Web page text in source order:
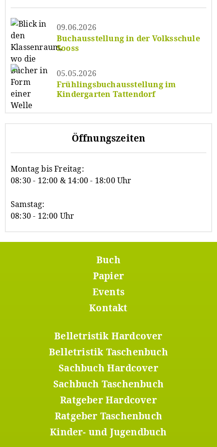
Buchausstellung in der Volksschule
Sooss
09.06.2026
Frühlingsbuchausstellung im
Kindergarten Tattendorf
05.05.2026
Öffnungszeiten
Montag bis Freitag:
08:30 - 12:00 & 14:00 - 18:00 Uhr
Samstag:
08:30 - 12:00 Uhr
Buch
Papier
Events
Kontakt
Belletristik Hardcover
Belletristik Taschenbuch
Sachbuch Hardcover
Sachbuch Taschenbuch
Ratgeber Hardcover
Ratgeber Taschenbuch
Kinder- und Jugendbuch